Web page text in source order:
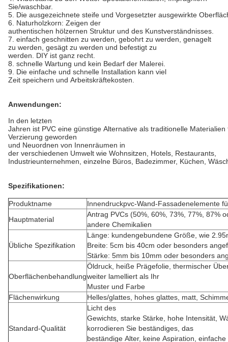
Sie/waschbar.
5. Die ausgezeichnete steife und Vorgesetzter ausgewirkte
6. Naturholzkorn: Zeigen der
authentischen hölzernen Struktur und des Kunstverständnisses.
7. einfach geschnitten zu werden, gebohrt zu werden, genagelt
zu werden, gesägt zu werden und befestigt zu
werden. DIY ist ganz recht.
8. schnelle Wartung und kein Bedarf der Malerei.
9. Die einfache und schnelle Installation kann viel
Zeit speichern und Arbeitskräftekosten.
Anwendungen:
In den letzten
Jahren ist PVC eine günstige Alternative als traditionelle Materialien
Verzierung geworden
und Neuordnen von Innenräumen in
der verschiedenen Umwelt wie Wohnsitzen, Hotels, Restaurants,
Industrieunternehmen, einzelne Büros, Badezimmer, Küchen,
Spezifikationen:
Produktname
Innendruckpvc-Wand-Fassadenelemente
Hauptmaterial
Antrag PVCs (50%, 60%, 73%, 77%, 87%
andere Chemikalien
Übliche Spezifikation
Länge: kundengebundene Größe, wie
Breite: 5cm bis 40cm oder besonders
Stärke: 5mm bis 10mm oder besonders
Oberflächenbehandlung
Öldruck, heiße Prägefolie, thermischer
weiter lamelliert als Ihr
Muster und Farbe
Flächenwirkung
Helles/glattes, hohes glattes, matt,
Standard-Qualität
Licht des
Gewichts, starke Stärke, hohe Intensität,
korrodieren Sie beständiges, das
beständige Alter, keine Aspiration,